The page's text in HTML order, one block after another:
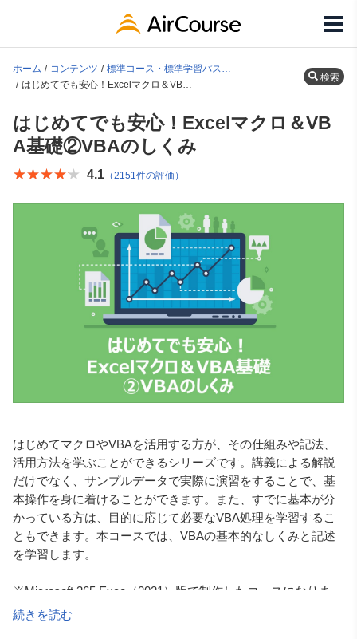
ホーム コンテンツ
標準コース・標準学習パス一覧
はじめてでも安心！Excelマクロ＆VBA基礎②VBAのしくみ
検索
はじめてでも安心！Excelマクロ＆VB
A基礎②VBAのしくみ
★★★★★
★★★★★ 4.1 （2151件の評価）
はじめてマクロやVBAを活用する方が、その仕組みや記法、
活用方法を学ぶことができるシリーズです。講義による解説
だけでなく、サンプルデータで実際に演習をすることで、基
本操作を身に着けることができます。また、すでに基本が分
かっている方は、目的に応じて必要なVBA処理を学習するこ
ともできます。本コースでは、VBAの基本的なしくみと記述
を学習します。
※Microsoft 365 Exce（2021）版で制作したコースになりま
す。ただし、どのバージョンでも大きな操作の変更はござい
続きを読む